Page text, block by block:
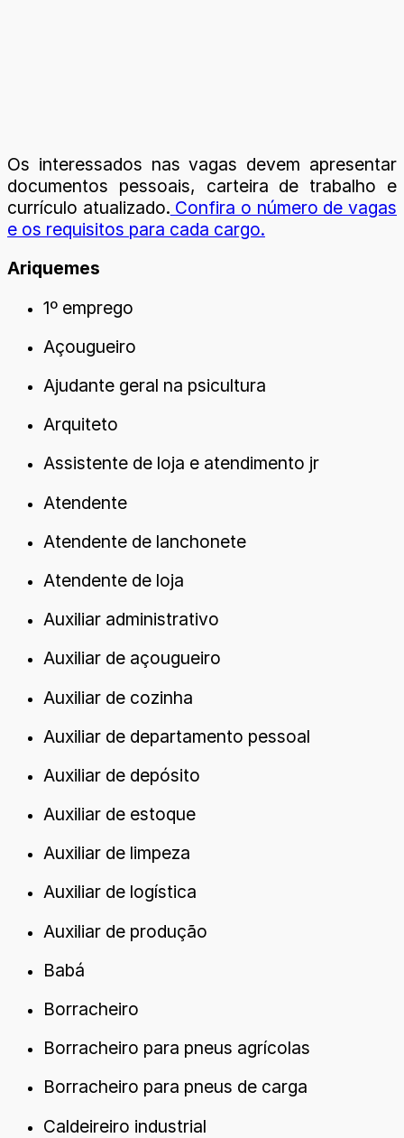
Os interessados nas vagas devem apresentar
documentos pessoais, carteira de trabalho e
currículo atualizado. Confira o número de vagas
e os requisitos para cada cargo.
Ariquemes
1º emprego
Açougueiro
Ajudante geral na psicultura
Arquiteto
Assistente de loja e atendimento jr
Atendente
Atendente de lanchonete
Atendente de loja
Auxiliar administrativo
Auxiliar de açougueiro
Auxiliar de cozinha
Auxiliar de departamento pessoal
Auxiliar de depósito
Auxiliar de estoque
Auxiliar de limpeza
Auxiliar de logística
Auxiliar de produção
Babá
Borracheiro
Borracheiro para pneus agrícolas
Borracheiro para pneus de carga
Caldeireiro industrial